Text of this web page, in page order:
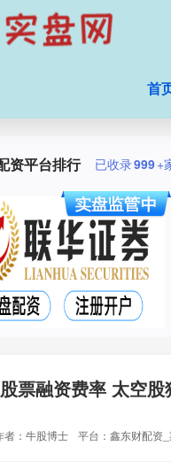
首
资平台排行 已收录999+
股票融资费率 太空
者：牛股博士 平台：鑫东财配资